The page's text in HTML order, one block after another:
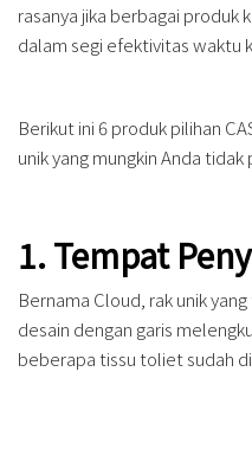
rasanya jika berbagai produk
dalam segi efektivitas waktu
Berikut ini 6 produk pilihan
unik yang mungkin Anda
1. Tempat
Bernama Cloud, rak unik
desain dengan garis
beberapa tissu toliet sudah